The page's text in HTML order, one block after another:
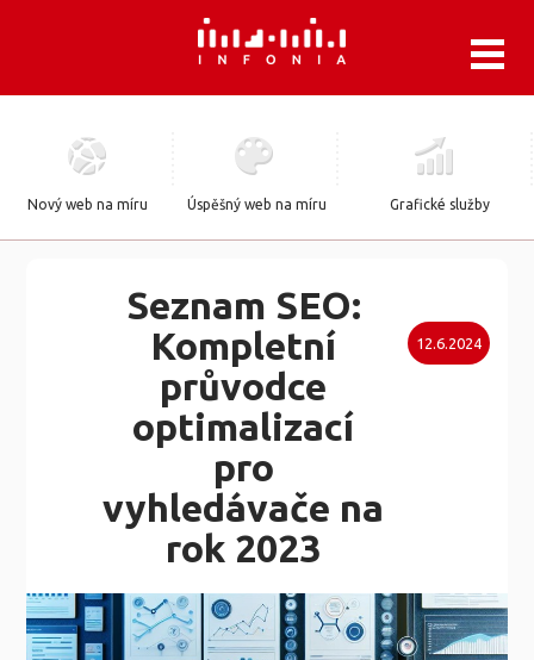
Seznam SEO:
Kompletní
průvodce
optimalizací
pro
vyhledávače na
rok 2023
12.6.2024
Nový web na míru Úspěšný web na míru Grafické služby